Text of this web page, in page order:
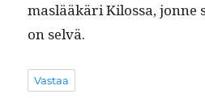
maslääkäri Kilo­s­sa, jonne
on selvä.
Vastaa